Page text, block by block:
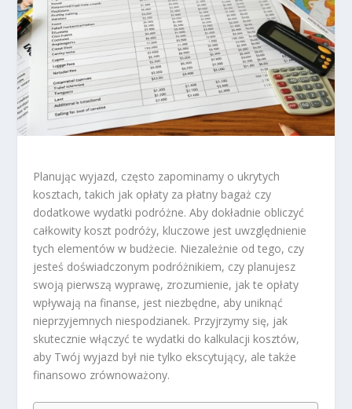
Planując wyjazd, często zapominamy o ukrytych
kosztach, takich jak opłaty za płatny bagaż czy
dodatkowe wydatki podróżne. Aby dokładnie obliczyć
całkowity koszt podróży, kluczowe jest uwzględnienie
tych elementów w budżecie. Niezależnie od tego, czy
jesteś doświadczonym podróżnikiem, czy planujesz
swoją pierwszą wyprawę, zrozumienie, jak te opłaty
wpływają na finanse, jest niezbędne, aby uniknąć
nieprzyjemnych niespodzianek. Przyjrzymy się, jak
skutecznie włączyć te wydatki do kalkulacji kosztów,
aby Twój wyjazd był nie tylko ekscytujący, ale także
finansowo zrównoważony.